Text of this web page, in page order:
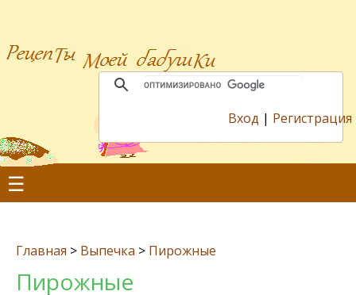
Вход | Регистрация
☰
Главная > Выпечка > Пирожные
Пирожные